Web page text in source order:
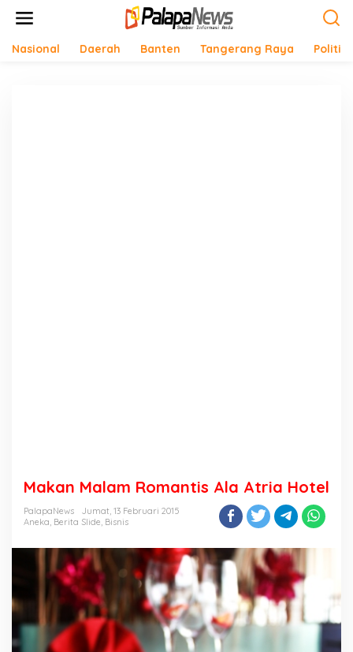
Nasional Daerah Banten Tangerang Raya Politik
Makan Malam Romantis Ala Atria Hotel
PalapaNews
Jumat, 13 Februari 2015
Aneka, Berita Slide, Bisnis